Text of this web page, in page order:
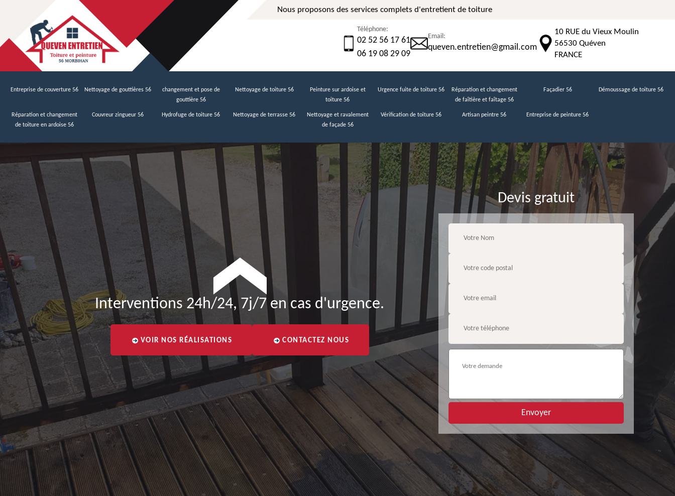
Nous proposons des services complets d'entretient de toiture
Téléphone:
02 52 56 17 61
06 19 08 29 09
Email:
queven.entretien@gmail.com
10 RUE du Vieux Moulin
56530 Quéven
FRANCE
Entreprise de couverture 56 Nettoyage de gouttières 56
changement et pose de
gouttière 56
Nettoyage de toiture 56
Peinture sur ardoise et
toiture 56
Urgence fuite de toiture 56
Réparation et changement
de faîtière et faîtage 56
Façadier 56 Démoussage de toiture 56
Réparation et changement
de toiture en ardoise 56
Couvreur zingueur 56 Hydrofuge de toiture 56 Nettoyage de terrasse 56
Nettoyage et ravalement
de façade 56
Vérification de toiture 56 Artisan peintre 56 Entreprise de peinture 56
Interventions 24h/24, 7j/7 en cas d'urgence.
VOIR NOS RÉALISATIONS CONTACTEZ NOUS
Devis gratuit